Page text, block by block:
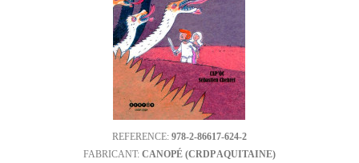
REFERENCE: 978-2-86617-624-2
FABRICANT: CANOPÉ (CRDP AQUITAINE)